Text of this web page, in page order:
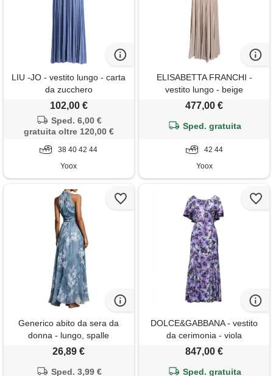
LIU -JO - vestito lungo - carta
da zucchero
102,00 €
Sped. 6,00 €
gratuita oltre 120,00 €
38 40 42 44
Yoox
ELISABETTA FRANCHI -
vestito lungo - beige
477,00 €
Sped. gratuita
42 44
Yoox
Generico abito da sera da
donna - lungo, spalle
scoperte, da cocktail, motivo
elegante, per matrimonio,
26,89 €
Sped. 3,99 €
DOLCE&GABBANA - vestito
da cerimonia - viola
847,00 €
Sped. gratuita